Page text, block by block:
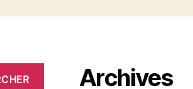
Archives